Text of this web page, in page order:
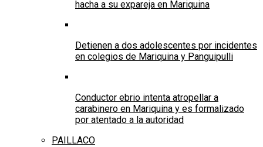
hacha a su expareja en Mariquina
Detienen a dos adolescentes por incidentes
en colegios de Mariquina y Panguipulli
Conductor ebrio intenta atropellar a
carabinero en Mariquina y es formalizado
por atentado a la autoridad
PAILLACO